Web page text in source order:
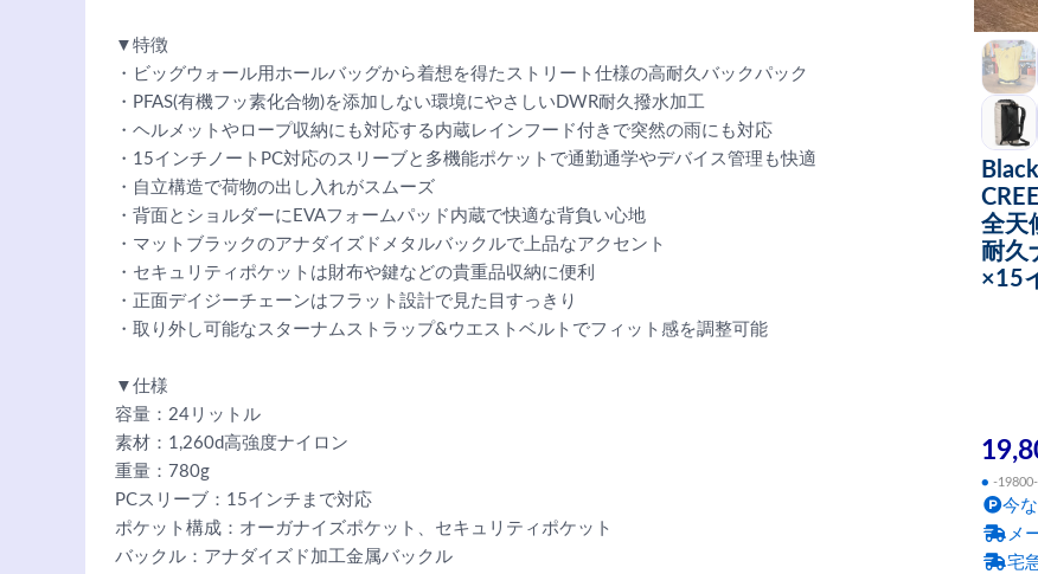
全天
耐久
×15
● -
今
メ
宅
▼特徴
・ビッグウォール用ホールバッグから着想を得たストリート仕様の高耐久バックパック
・PFAS(有機フッ素化合物)を添加しない環境にやさしいDWR耐久撥水加工
・ヘルメットやロープ収納にも対応する内蔵レインフード付きで突然の雨にも対応
・15インチノートPC対応のスリーブと多機能ポケットで通勤通学やデバイス管理も快適
・自立構造で荷物の出し入れがスムーズ
・背面とショルダーにEVAフォームパッド内蔵で快適な背負い心地
・マットブラックのアナダイズドメタルバックルで上品なアクセント
・セキュリティポケットは財布や鍵などの貴重品収納に便利
・正面デイジーチェーンはフラット設計で見た目すっきり
・取り外し可能なスターナムストラップ&ウエストベルトでフィット感を調整可能
▼仕様
容量：24リットル
素材：1,260d高強度ナイロン
重量：780g
PCスリーブ：15インチまで対応
ポケット構成：オーガナイズポケット、セキュリティポケット
バックル：アナダイズド加工金属バックル